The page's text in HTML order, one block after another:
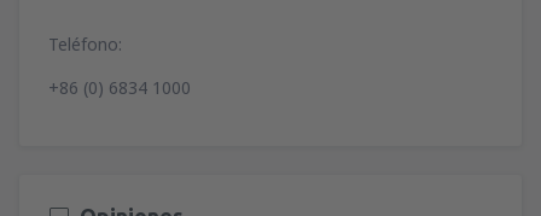
Teléfono:
+86 (0) 6834 1000